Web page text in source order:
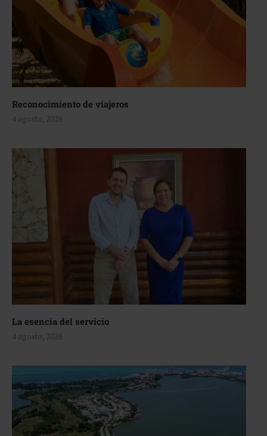
Reconocimiento de viajeros
4 agosto, 2026
La esencia del servicio
4 agosto, 2026